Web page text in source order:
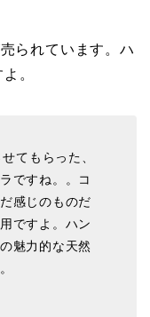
られています。ハ
。
てもらった、
ですね。。コ
感じのものだ
ですよ。ハン
魅力的な天然